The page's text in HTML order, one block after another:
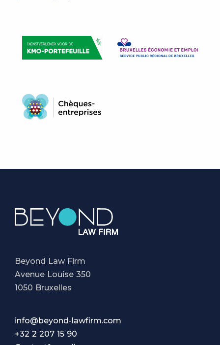
Beyond Law Firm
Avenue Louise 350
1050 Bruxelles
info@beyond-lawfirm.com
+32 2 207 15 90